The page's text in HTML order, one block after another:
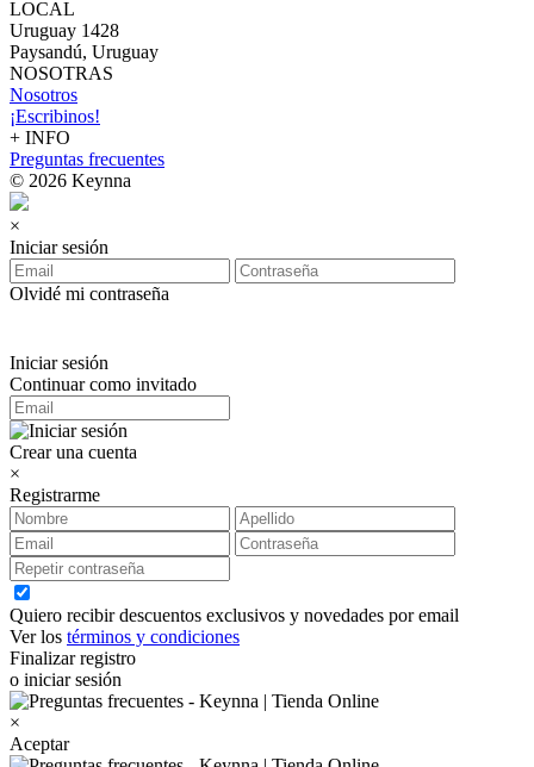
LOCAL
Uruguay 1428
Paysandú, Uruguay
NOSOTRAS
Nosotros
¡Escribinos!
+ INFO
Preguntas frecuentes
© 2026 Keynna
×
Iniciar sesión
Olvidé mi contraseña
Iniciar sesión
Continuar como invitado
Crear una cuenta
×
Registrarme
Quiero recibir descuentos exclusivos y novedades por email
Ver los términos y condiciones
Finalizar registro
o iniciar sesión
×
Aceptar